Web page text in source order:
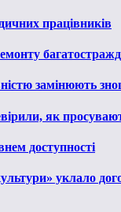
працівників
замінюють
як
доступності
уклало